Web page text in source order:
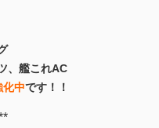
、艦これAC
化中です！！